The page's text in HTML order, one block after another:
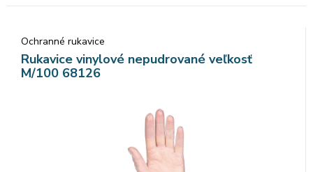
Ochranné rukavice
Rukavice vinylové nepudrované veľkosť
M/100 68126